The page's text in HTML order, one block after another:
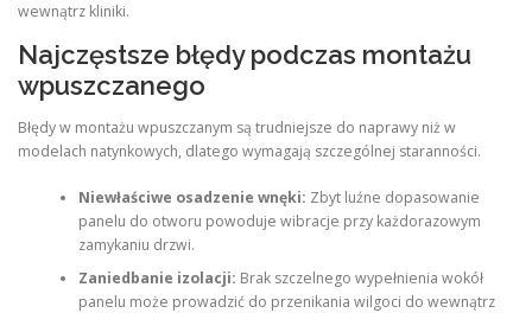
wewnątrz kliniki.
Najczęstsze błędy podczas montażu
wpuszczanego
Błędy w montażu wpuszczanym są trudniejsze do naprawy niż w
modelach natynkowych, dlatego wymagają szczególnej staranności.
Niewłaściwe osadzenie wnęki: Zbyt luźne dopasowanie
panelu do otworu powoduje wibracje przy każdorazowym
zamykaniu drzwi.
Zaniedbanie izolacji: Brak szczelnego wypełnienia wokół
panelu może prowadzić do przenikania wilgoci do wewnątrz